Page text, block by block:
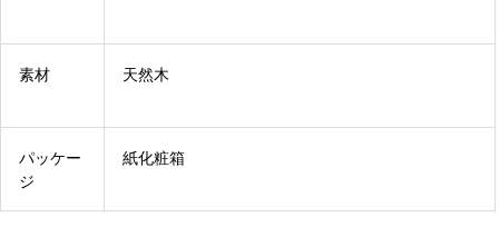
素材 天然木
パッケー
ジ
紙化粧箱